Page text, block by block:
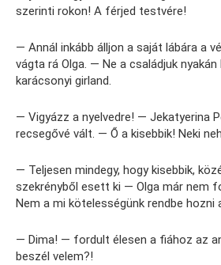
szerinti rokon! A férjed testvére!
— Annál inkább álljon a saját lábára a
vágta rá Olga. — Ne a családjuk
karácsonyi girland.
— Vigyázz a nyelvedre! — Jekatyerina
recsegővé vált. — Ő a kisebbik! Neki
— Teljesen mindegy, hogy kisebbik,
szekrényből esett ki — Olga már nem
Nem a mi kötelességünk rendbe hozni
— Dima! — fordult élesen a fiához az
beszél velem?!